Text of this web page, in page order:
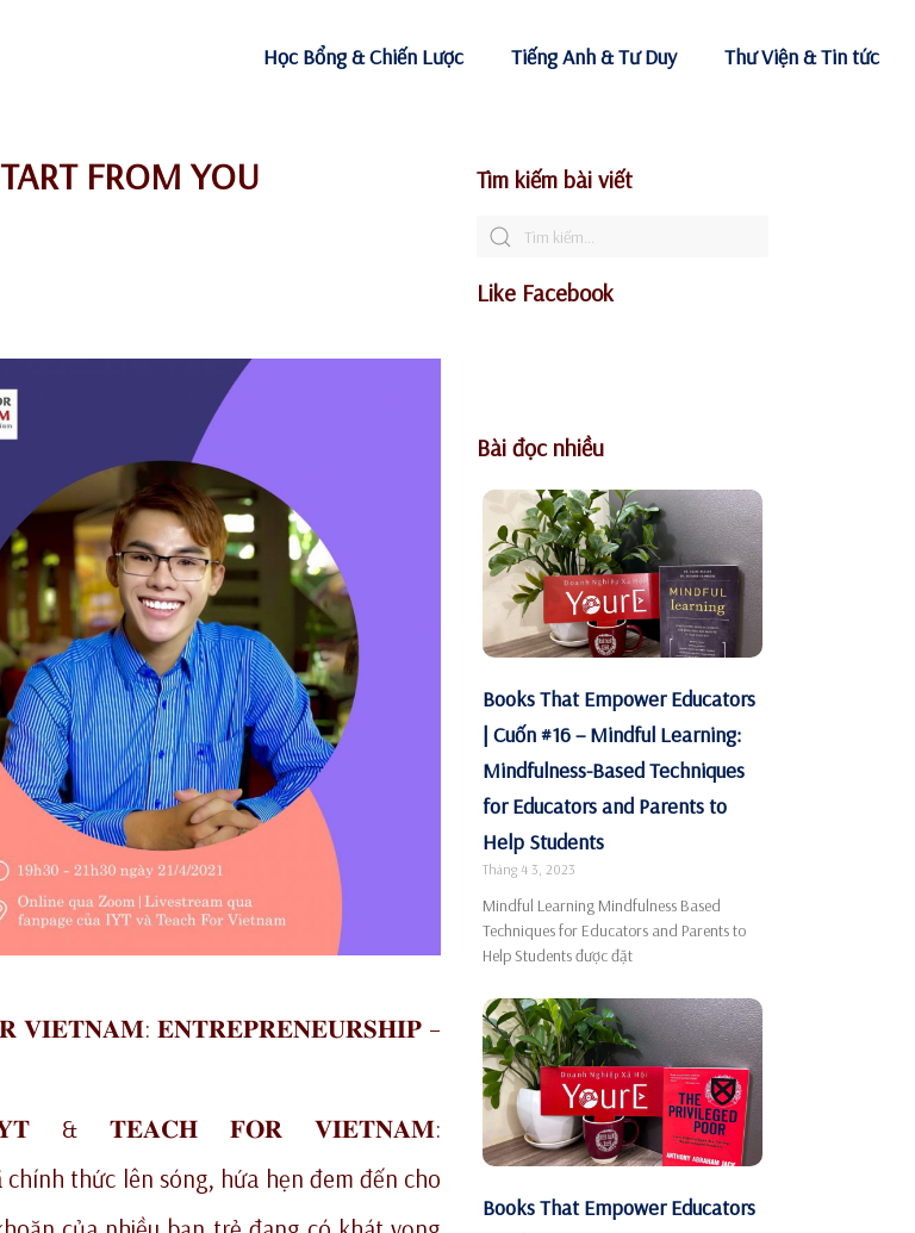
Học Bổng & Chiến Lược Tiếng Anh & Tư Duy Thư Viện & Tin tức
FROM YOU
𝐕𝐈𝐄𝐓𝐍𝐀𝐌: 𝐄𝐍𝐓𝐑𝐄𝐏𝐑𝐄𝐍𝐄𝐔𝐑𝐒𝐇𝐈𝐏 –
& 𝐓𝐄𝐀𝐂𝐇 𝐅𝐎𝐑 𝐕𝐈𝐄𝐓𝐍𝐀𝐌:
thức lên sóng, hứa hẹn đem đến cho
Tìm kiếm bài viết
Like Facebook
Bài đọc nhiều
Books That Empower Educators
| Cuốn #16 – Mindful Learning:
Mindfulness-Based Techniques
for Educators and Parents to
Help Students
Tháng 4 3, 2023
Mindful Learning Mindfulness Based
Techniques for Educators and Parents to
Help Students được đặt
Books That Empower Educators